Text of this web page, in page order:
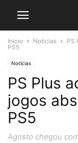
Início Notícias
PS
PS5
Notícias
PS Plus
jogos
PS5
Agosto chegou